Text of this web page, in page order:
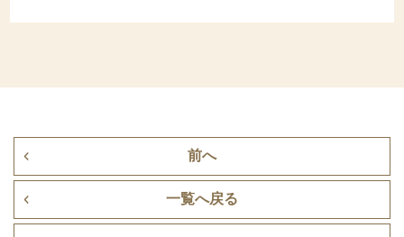
前へ
一覧へ戻る